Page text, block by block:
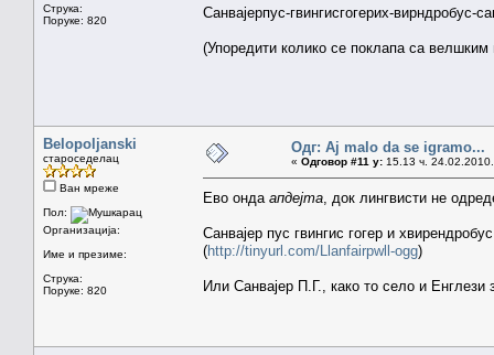
Струка:
Поруке: 820
Санвајерпус-гвингисгогерих-вирндробус-
(Упоредити колико се поклапа са
Belopoljanski
староседелац
Ван мреже
Пол:
Организација:
Име и презиме:
Струка:
Поруке: 820
Одг: Aj malo da se igramo...
« Одговор #11 у: 15.13 ч.
Ево онда апдејта , док лингвисти не
Санвајер пус гвингис гогер и
(http://tinyurl.com/Llanfairpwll-ogg)
Или Санвајер П.Г., како то село и Енглези